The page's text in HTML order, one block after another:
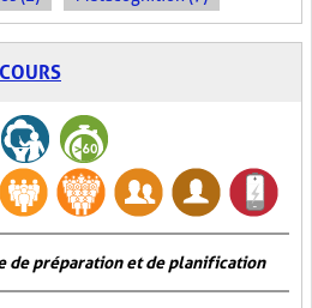
de préparation et de planification